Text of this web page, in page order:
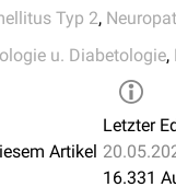
Typ 2,
u. Diabetologie,
Artikel
Letzter
16.331